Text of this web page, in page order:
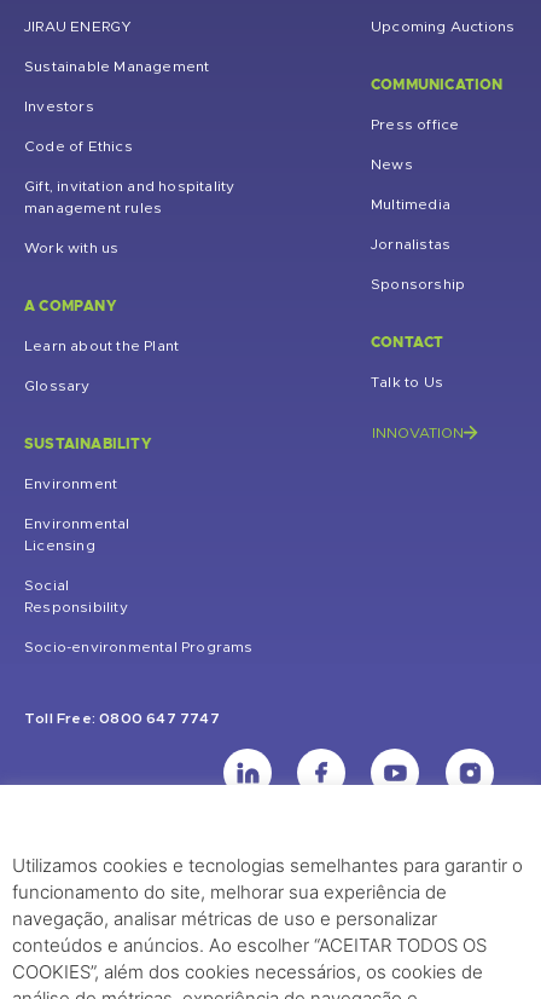
JIRAU ENERGY
Sustainable Management
Investors
Code of Ethics
Gift, invitation and hospitality
management rules
Work with us
A COMPANY
Learn about the Plant
Glossary
SUSTAINABILITY
Environment
Environmental
Licensing
Social
Responsibility
Socio-environmental Programs
Upcoming Auctions
COMMUNICATION
Press office
News
Multimedia
Jornalistas
Sponsorship
CONTACT
Talk to Us
INNOVATION
Toll Free: 0800 647 7747
UHE Jirau
Rodovia BR-364, KM 824 S/Nº - Distrito de Jaci Paraná – Porto Velho
(RO) – CEP: 76840-000 – Telefone: (69) 2182.8600
Utilizamos cookies e tecnologias semelhantes para garantir o
funcionamento do site, melhorar sua experiência de
navegação, analisar métricas de uso e personalizar
conteúdos e anúncios. Ao escolher “ACEITAR TODOS OS
COOKIES”, além dos cookies necessários, os cookies de